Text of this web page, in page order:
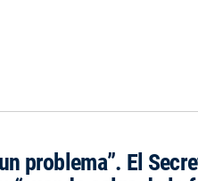
problema”. El